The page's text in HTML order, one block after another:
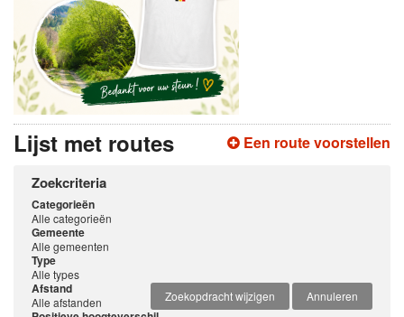
WACHTWOORD VERGETEN
Een route voorstellen
Lijst met routes
Zoekcriteria
Categorieën
Alle categorieën
Gemeente
Alle gemeenten
Type
Alle types
Zoekopdracht wijzigen
Annuleren
Afstand
Alle afstanden